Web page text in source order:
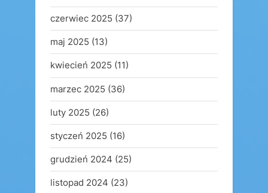
czerwiec 2025 (37)
maj 2025 (13)
kwiecień 2025 (11)
marzec 2025 (36)
luty 2025 (26)
styczeń 2025 (16)
grudzień 2024 (25)
listopad 2024 (23)